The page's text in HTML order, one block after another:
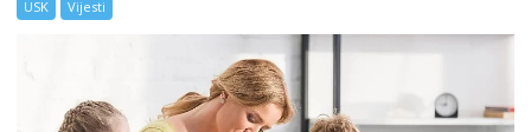
USK Vijesti